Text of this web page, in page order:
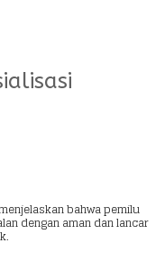
bahwa pemilu
dengan aman dan lancar